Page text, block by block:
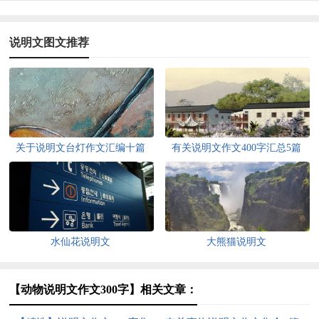
说明文图文推荐
关于说明文台灯作文汇编十篇 有关说明文作文400字汇总5篇
水仙花说明文 大熊猫说明文
【动物说明文作文300字】相关文章：